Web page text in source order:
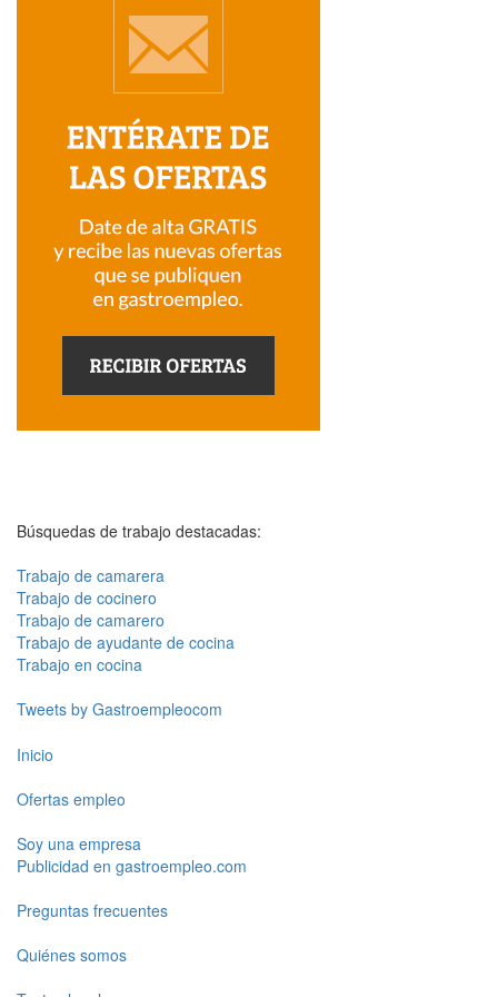
Búsquedas de trabajo destacadas:
Trabajo de camarera
Trabajo de cocinero
Trabajo de camarero
Trabajo de ayudante de cocina
Trabajo en cocina
Tweets by Gastroempleocom
Inicio
Ofertas empleo
Soy una empresa
Publicidad en gastroempleo.com
Preguntas frecuentes
Quiénes somos